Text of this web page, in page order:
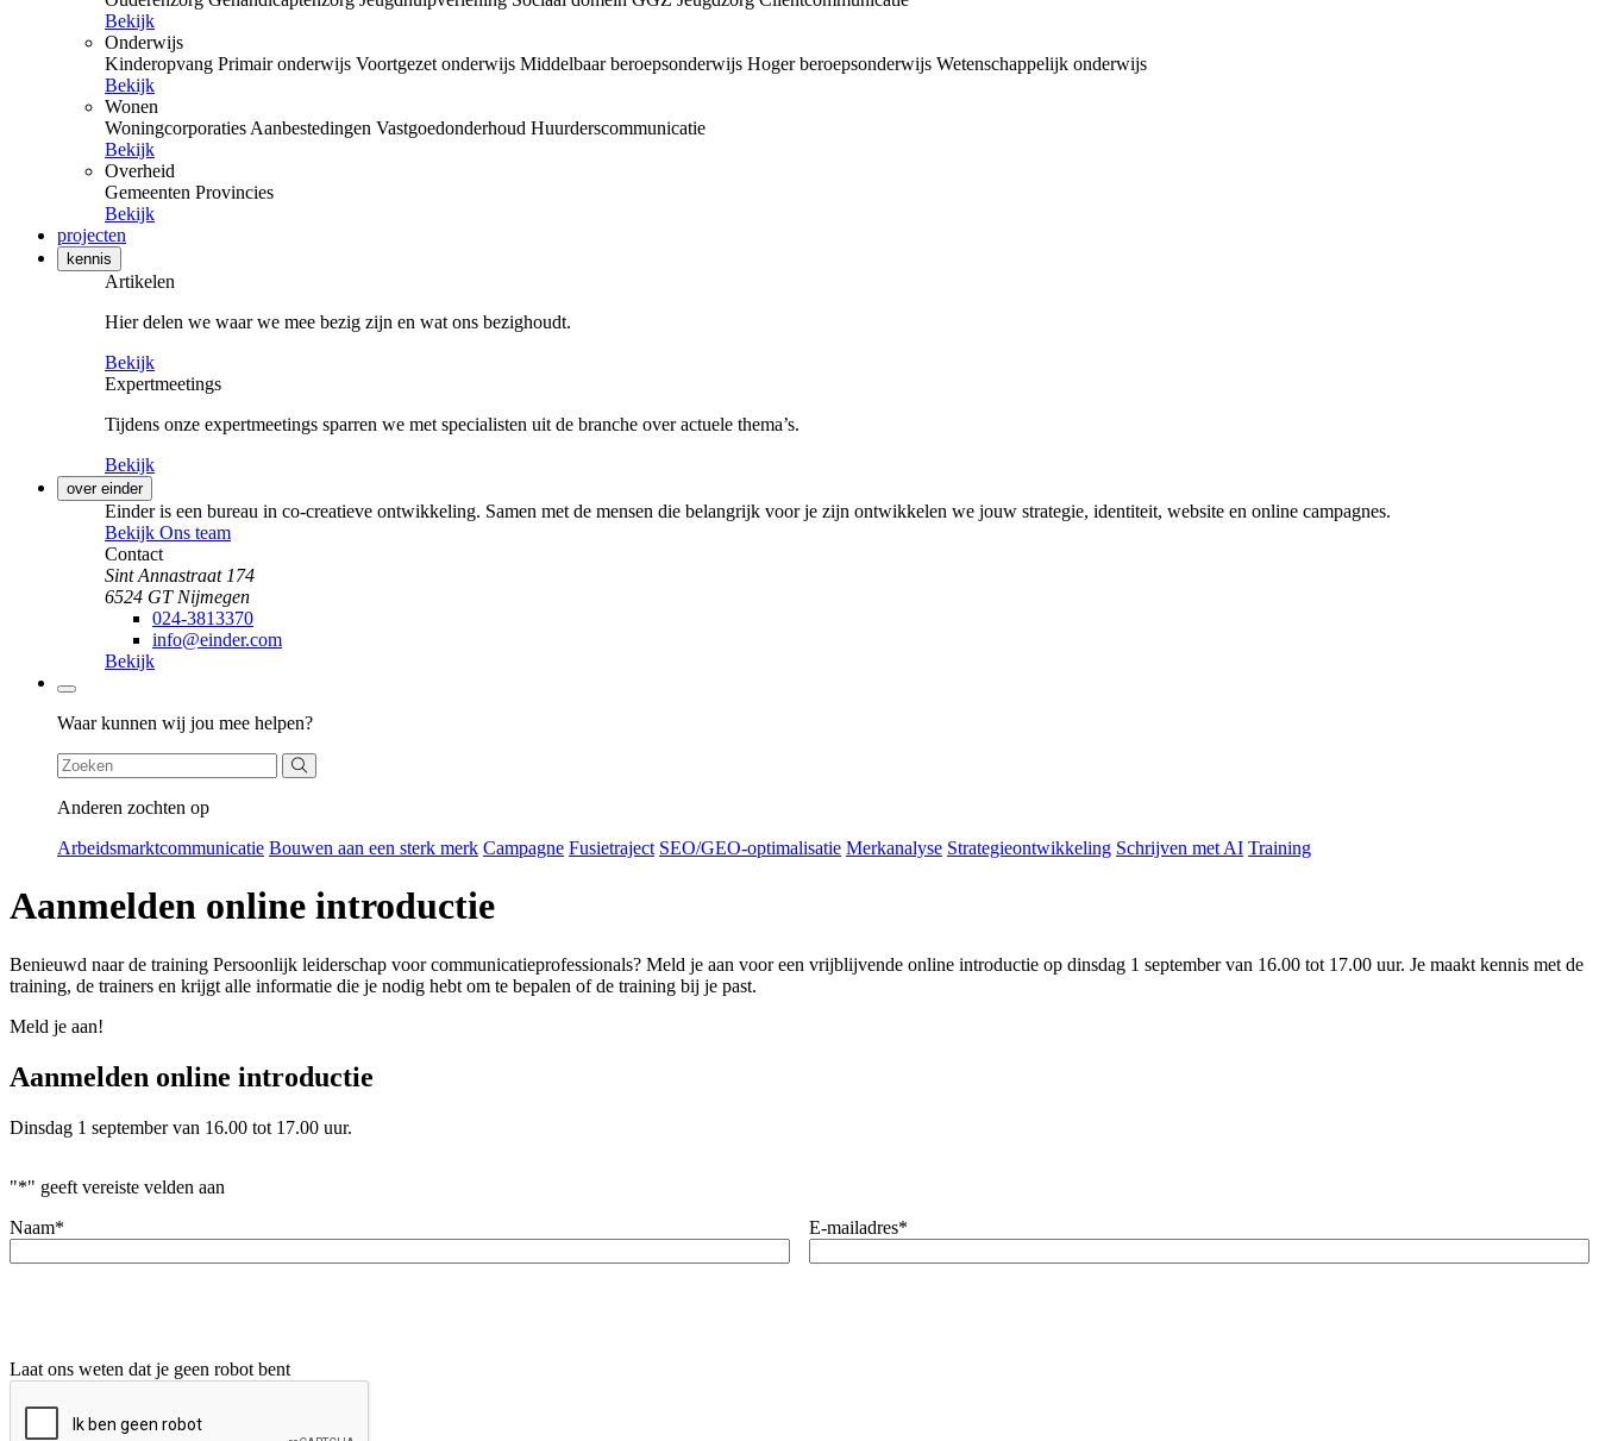
Bekijk
Onderwijs
Kinderopvang Primair onderwijs Voortgezet onderwijs Middelbaar beroepsonderwijs Hoger beroepsonderwijs Wetenschappelijk onderwijs
Bekijk
Wonen
Woningcorporaties Aanbestedingen Vastgoedonderhoud Huurderscommunicatie
Bekijk
Overheid
Gemeenten Provincies
Bekijk
projecten
kennis
Artikelen
Hier delen we waar we mee bezig zijn en wat ons bezighoudt.
Bekijk
Expertmeetings
Tijdens onze expertmeetings sparren we met specialisten uit de branche over actuele thema’s.
Bekijk
over einder
Einder is een bureau in co-creatieve ontwikkeling. Samen met de mensen die belangrijk voor je zijn ontwikkelen we jouw strategie, identiteit, website en online campagnes.
Bekijk Ons team
Contact
Sint Annastraat 174
6524 GT Nijmegen
024-3813370
info@einder.com
Bekijk
Zoeken
Waar kunnen wij jou mee helpen?
Anderen zochten op
Arbeidsmarktcommunicatie Bouwen aan een sterk merk Campagne Fusietraject SEO/GEO-optimalisatie Merkanalyse Strategieontwikkeling Schrijven met AI Training
Aanmelden online introductie
Benieuwd naar de training Persoonlijk leiderschap voor communicatie­professionals? Meld je aan voor een vrijblijvende online introductie op dinsdag 1 september van 16.00 tot 17.00 uur. Je maakt kennis met de
training, de trainers en krijgt alle informatie die je nodig hebt om te bepalen of de training bij je past.
Meld je aan!
Aanmelden online introductie
Dinsdag 1 september van 16.00 tot 17.00 uur.
"*" geeft vereiste velden aan
Naam* E-mailadres*
Laat ons weten dat je geen robot bent